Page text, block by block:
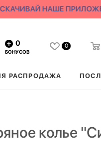
СКАЧИВАЙ НАШЕ
0
БОНУСОВ
0
РАСПРОДАЖА
колье